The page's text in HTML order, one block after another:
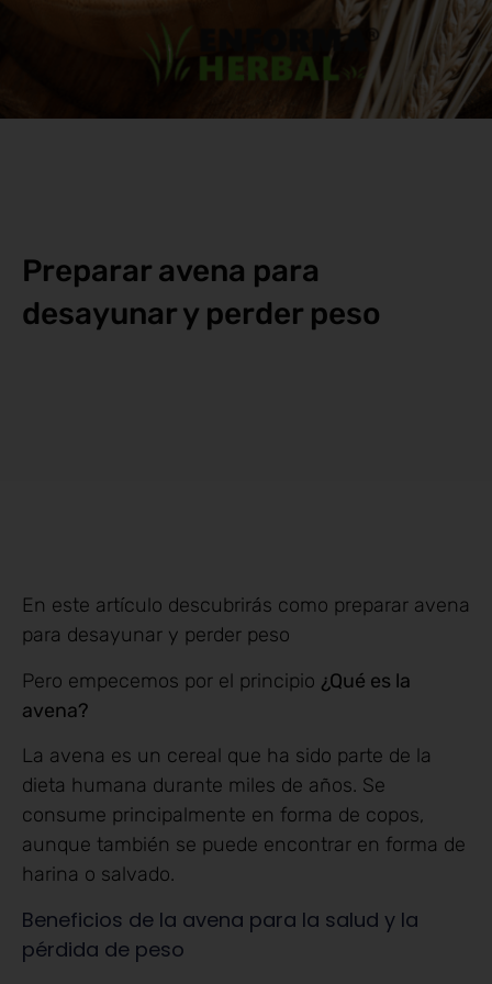
Preparar avena para
desayunar y perder peso
En este artículo descubrirás como preparar avena
para desayunar y perder peso
Pero empecemos por el principio ¿Qué es la
avena?
La avena es un cereal que ha sido parte de la
dieta humana durante miles de años. Se
consume principalmente en forma de copos,
aunque también se puede encontrar en forma de
harina o salvado.
Beneficios de la avena para la salud y la
pérdida de peso